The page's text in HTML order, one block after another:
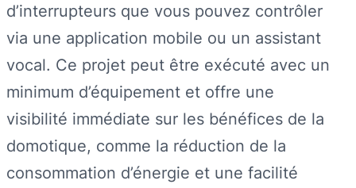
d’interrupteurs que vous pouvez contrôler
via une application mobile ou un assistant
vocal. Ce projet peut être exécuté avec un
minimum d’équipement et offre une
visibilité immédiate sur les bénéfices de la
domotique, comme la réduction de la
consommation d’énergie et une facilité